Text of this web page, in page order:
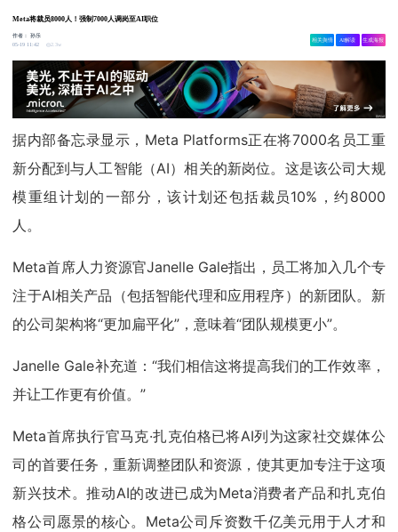
Meta将裁员8000人！强制7000人调岗至AI职位
作者：孙乐
05-19 11:42
2.3w
相关舆情 AI解读 生成海报
据内部备忘录显示，Meta Platforms正在将7000名员工重
新分配到与人工智能（AI）相关的新岗位。这是该公司大规
模重组计划的一部分，该计划还包括裁员10%，约8000
人。
Meta首席人力资源官Janelle Gale指出，员工将加入几个专
注于AI相关产品（包括智能代理和应用程序）的新团队。新
的公司架构将“更加扁平化”，意味着“团队规模更小”。
Janelle Gale补充道：“我们相信这将提高我们的工作效率，
并让工作更有价值。”
Meta首席执行官马克·扎克伯格已将AI列为这家社交媒体公
司的首要任务，重新调整团队和资源，使其更加专注于这项
新兴技术。推动AI的改进已成为Meta消费者产品和扎克伯
格公司愿景的核心。Meta公司斥资数千亿美元用于人才和